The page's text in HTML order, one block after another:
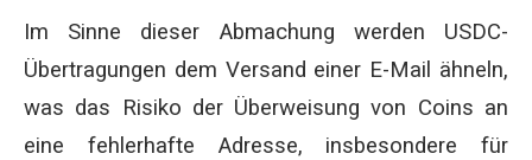
Im Sinne dieser Abmachung werden USDC-
Übertragungen dem Versand einer E-Mail ähneln,
was das Risiko der Überweisung von Coins an
eine fehlerhafte Adresse, insbesondere für